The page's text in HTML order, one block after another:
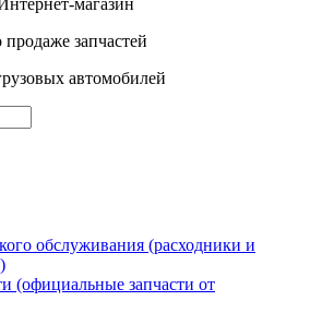
магазин
продаже запчастей
автомобилей
обслуживания (расходники и
(официальные запчасти от